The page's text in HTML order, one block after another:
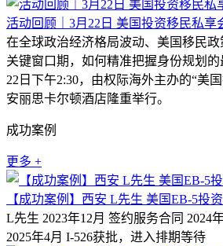
活动回顾｜3月22日 美国投资移民私享
在全球政治经济格局波动、美国移民政
关键窗口期，如何精准把握身份规划的
22日下午2:30，由权际海外主办的“美
安丽思卡尔顿酒店隆重举行。
成功案例
更多 +
【成功案例】西安 L先生 美国EB-5投
L先生 2023年12月 签约服务合同 2024
2025年4月 I-526获批，进入排期等待